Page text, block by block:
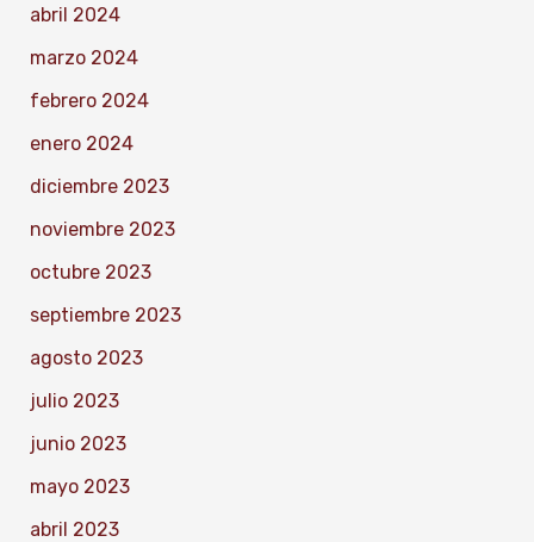
abril 2024
marzo 2024
febrero 2024
enero 2024
diciembre 2023
noviembre 2023
octubre 2023
septiembre 2023
agosto 2023
julio 2023
junio 2023
mayo 2023
abril 2023